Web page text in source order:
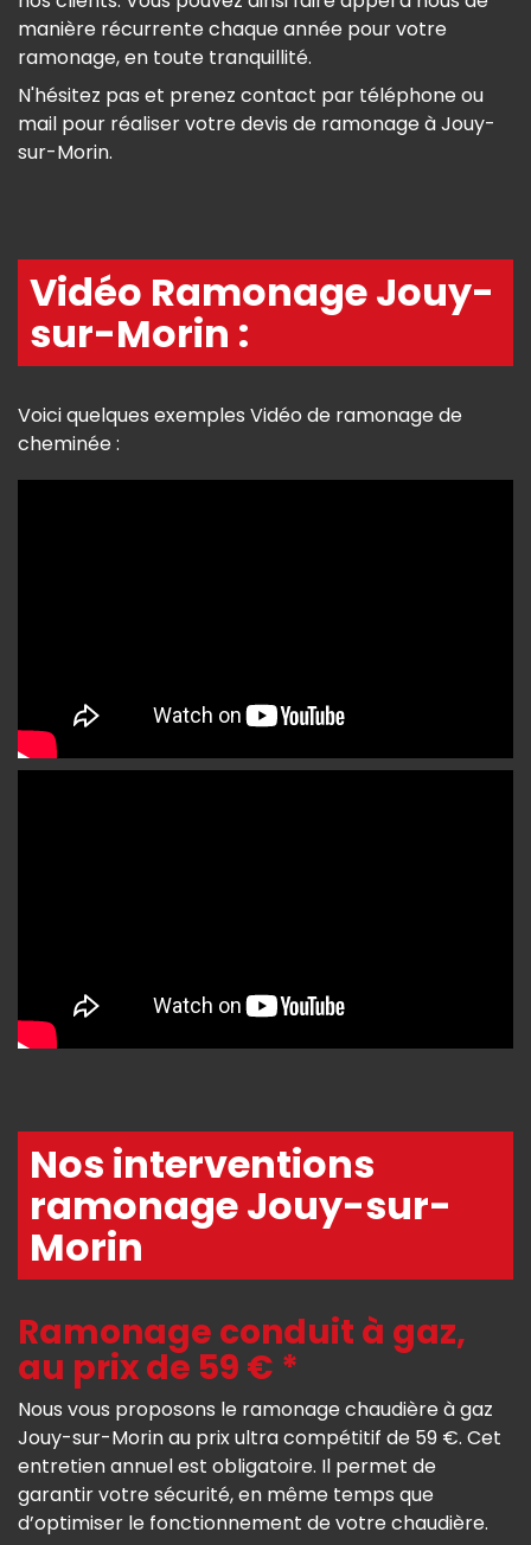
manière récurrente chaque année pour votre
ramonage, en toute tranquillité.
N'hésitez pas et prenez contact par téléphone ou
mail pour réaliser votre devis de ramonage à Jouy-
sur-Morin.
Vidéo Ramonage Jouy-
sur-Morin :
Voici quelques exemples Vidéo de ramonage de
cheminée :
Nos interventions
ramonage Jouy-sur-
Morin
Ramonage conduit à gaz,
au prix de 59 € *
Nous vous proposons le ramonage chaudière à gaz
Jouy-sur-Morin au prix ultra compétitif de 59 €. Cet
entretien annuel est obligatoire. Il permet de
garantir votre sécurité, en même temps que
d’optimiser le fonctionnement de votre chaudière.